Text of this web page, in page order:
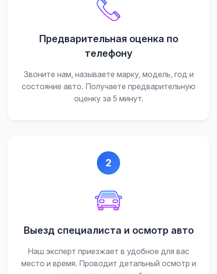
Предварительная оценка по
телефону
Звоните нам, называете марку, модель, год и
состояние авто. Получаете предварительную
оценку за 5 минут.
2
Выезд специалиста и осмотр авто
Наш эксперт приезжает в удобное для вас
место и время. Проводит детальный осмотр и